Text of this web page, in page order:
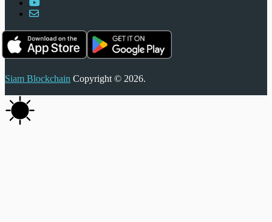
Siam Blockchain Copyright © 2026.